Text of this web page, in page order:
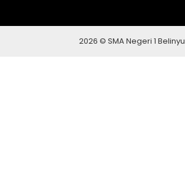
2026 © SMA Negeri 1 Belinyu